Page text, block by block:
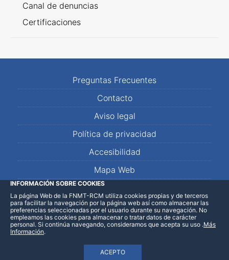
Canal de denuncias
Certificaciones
Preguntas Frecuentes
Contacto
Aviso legal
Política de privacidad
Accesibilidad
Mapa Web
LinkedInFacebookWhatsApp
INFORMACIÓN SOBRE COOKIES
La página Web de la FNMT-RCM utiliza cookies propias y de terceros
para facilitar la navegación por la página web así como almacenar las
preferencias seleccionadas por el usuario durante su navegación. No
empleamos las cookies para almacenar o tratar datos de carácter
personal. Si continúa navegando, consideramos que acepta su uso
ACEPTO
.Más
Información.